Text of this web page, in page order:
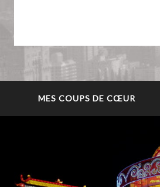
MES COUPS DE CŒUR